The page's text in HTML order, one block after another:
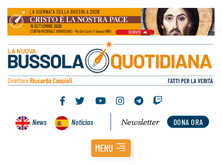
News Noticias DONA ORA
Newsletter
MENU